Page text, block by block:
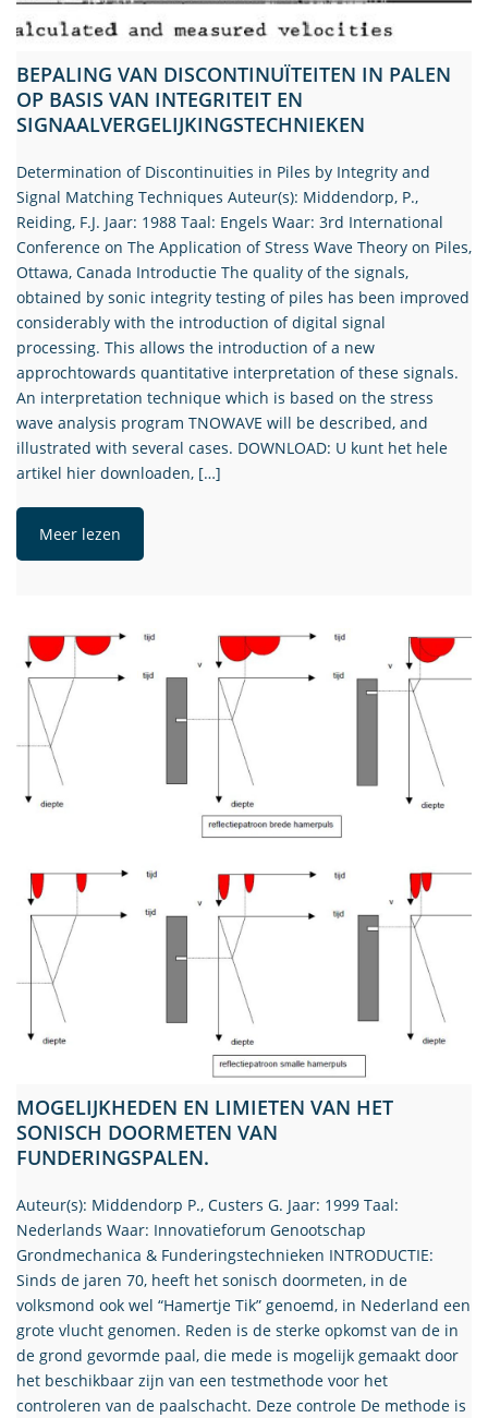
BEPALING VAN DISCONTINUÏTEITEN IN PALEN
OP BASIS VAN INTEGRITEIT EN
SIGNAALVERGELIJKINGSTECHNIEKEN
Determination of Discontinuities in Piles by Integrity and
Signal Matching Techniques Auteur(s): Middendorp, P.,
Reiding, F.J. Jaar: 1988 Taal: Engels Waar: 3rd International
Conference on The Application of Stress Wave Theory on Piles,
Ottawa, Canada Introductie The quality of the signals,
obtained by sonic integrity testing of piles has been improved
considerably with the introduction of digital signal
processing. This allows the introduction of a new
approchtowards quantitative interpretation of these signals.
An interpretation technique which is based on the stress
wave analysis program TNOWAVE will be described, and
illustrated with several cases. DOWNLOAD: U kunt het hele
artikel hier downloaden, […]
Meer lezen
MOGELIJKHEDEN EN LIMIETEN VAN HET
SONISCH DOORMETEN VAN
FUNDERINGSPALEN.
Auteur(s): Middendorp P., Custers G. Jaar: 1999 Taal:
Nederlands Waar: Innovatieforum Genootschap
Grondmechanica & Funderingstechnieken INTRODUCTIE:
Sinds de jaren 70, heeft het sonisch doormeten, in de
volksmond ook wel “Hamertje Tik” genoemd, in Nederland een
grote vlucht genomen. Reden is de sterke opkomst van de in
de grond gevormde paal, die mede is mogelijk gemaakt door
het beschikbaar zijn van een testmethode voor het
controleren van de paalschacht. Deze controle De methode is